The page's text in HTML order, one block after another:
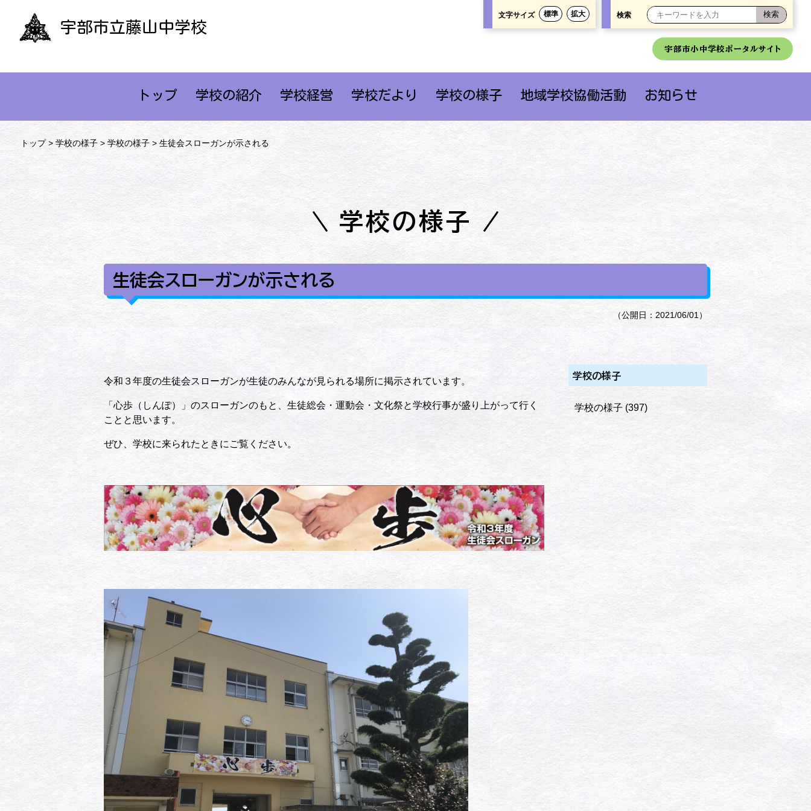
宇部市立藤山中学校
文字サイズ 標準 拡大 検索
宇部市小中学校ポータルサイト
トップ 学校の紹介 学校経営 学校だより 学校の様子 地域学校協働活動 お知らせ
トップ> 学校の様子> 学校の様子> 生徒会スローガンが示される
学校の様子
生徒会スローガンが示される
（公開日：2021/06/01）
令和３年度の生徒会スローガンが生徒のみんなが見られる場所に掲示されています。
「心歩（しんぽ）」のスローガンのもと、生徒総会・運動会・文化祭と学校行事が盛り上がって行く
ことと思います。
ぜひ、学校に来られたときにご覧ください。
学校の様子
学校の様子 (397)